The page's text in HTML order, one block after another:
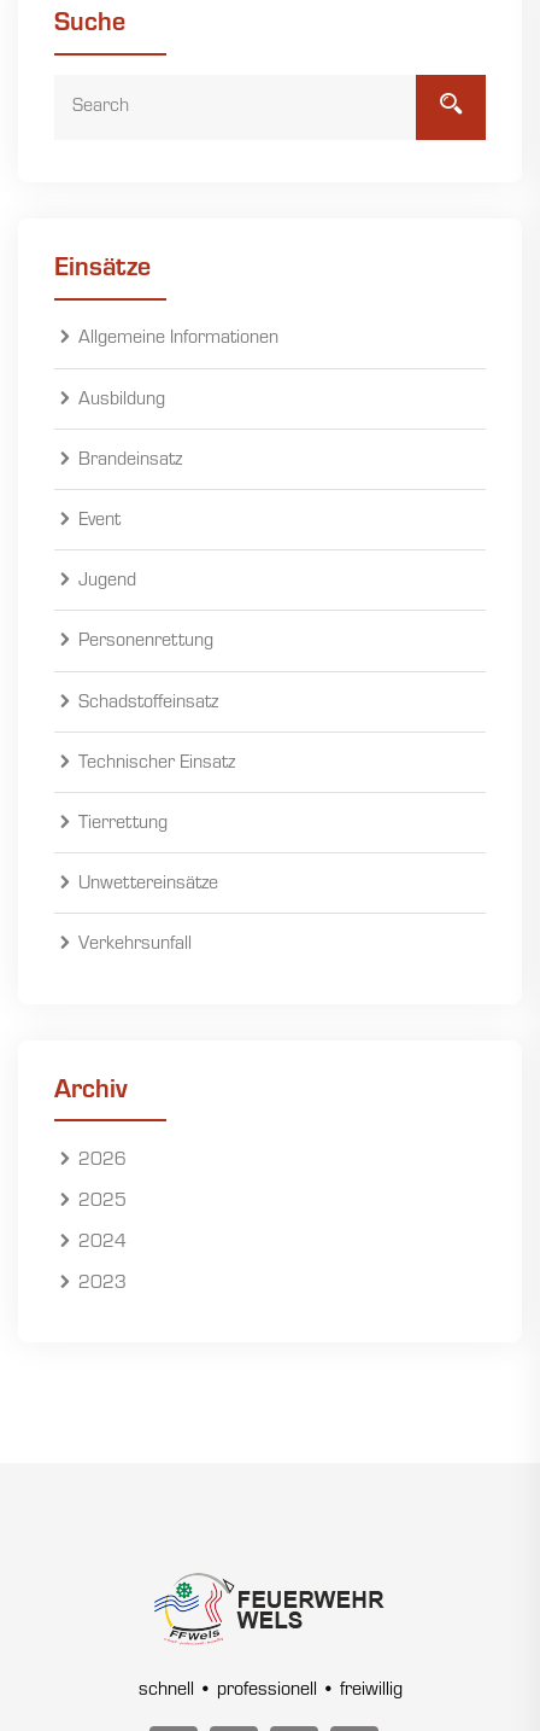
Suche
Einsätze
Allgemeine Informationen
Ausbildung
Brandeinsatz
Event
Jugend
Personenrettung
Schadstoffeinsatz
Technischer Einsatz
Tierrettung
Unwettereinsätze
Verkehrsunfall
Archiv
2026
2025
2024
2023
schnell • professionell • freiwillig